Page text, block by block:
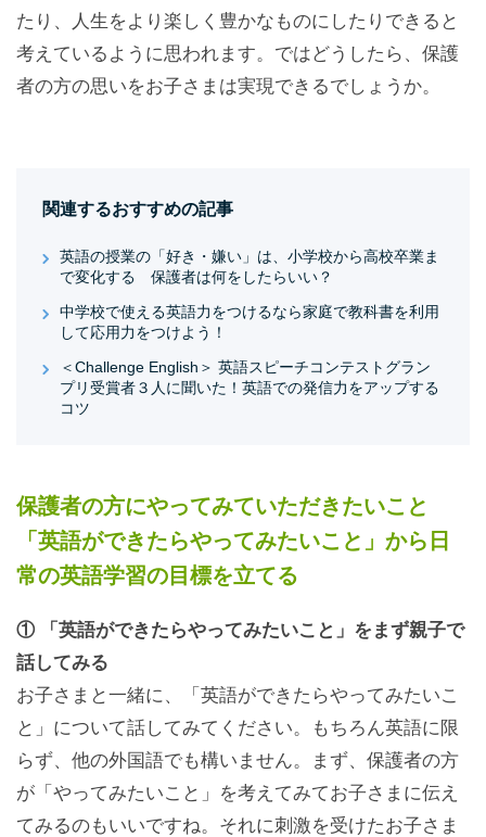
たり、人生をより楽しく豊かなものにしたりできると
考えているように思われます。ではどうしたら、保護
者の方の思いをお子さまは実現できるでしょうか。
関連するおすすめの記事
英語の授業の「好き・嫌い」は、小学校から高校卒業ま
で変化する 保護者は何をしたらいい？
中学校で使える英語力をつけるなら家庭で教科書を利用
して応用力をつけよう！
＜Challenge English＞ 英語スピーチコンテストグラン
プリ受賞者３人に聞いた！英語での発信力をアップする
コツ
保護者の方にやってみていただきたいこと
「英語ができたらやってみたいこと」から日
常の英語学習の目標を立てる
① 「英語ができたらやってみたいこと」をまず親子で
話してみる
お子さまと一緒に、「英語ができたらやってみたいこ
と」について話してみてください。もちろん英語に限
らず、他の外国語でも構いません。まず、保護者の方
が「やってみたいこと」を考えてみてお子さまに伝え
てみるのもいいですね。それに刺激を受けたお子さま